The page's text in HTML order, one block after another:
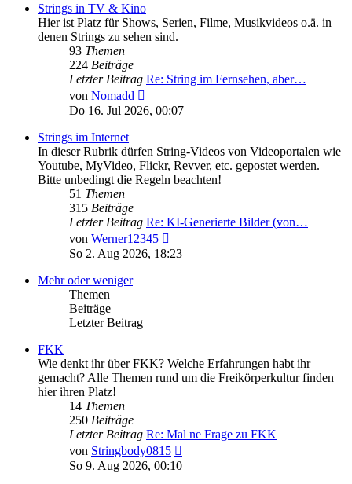
Strings in TV & Kino
Hier ist Platz für Shows, Serien, Filme, Musikvideos o.ä. in
denen Strings zu sehen sind.
93 Themen
224 Beiträge
Letzter Beitrag Re: String im Fernsehen, aber…
von Nomadd
Beitrag
Do 16. Jul 2026, 00:07
Strings im Internet
In dieser Rubrik dürfen String-Videos von Videoportalen wie
Youtube, MyVideo, Flickr, Revver, etc. gepostet werden.
Bitte unbedingt die Regeln beachten!
51 Themen
315 Beiträge
Letzter Beitrag Re: KI-Generierte Bilder (von…
von Werner12345
Beitrag
So 2. Aug 2026, 18:23
Mehr oder weniger
Themen
Beiträge
Letzter Beitrag
FKK
Wie denkt ihr über FKK? Welche Erfahrungen habt ihr
gemacht? Alle Themen rund um die Freikörperkultur finden
hier ihren Platz!
14 Themen
250 Beiträge
Letzter Beitrag Re: Mal ne Frage zu FKK
von Stringbody0815
Beitrag
So 9. Aug 2026, 00:10